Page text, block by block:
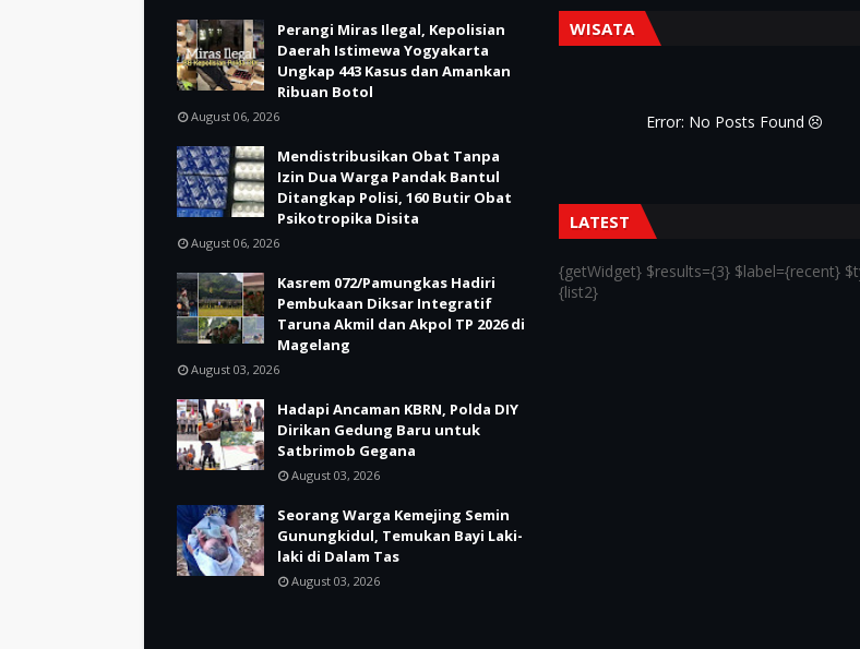
Perangi Miras Ilegal, Kepolisian
Daerah Istimewa Yogyakarta
Ungkap 443 Kasus dan Amankan
Ribuan Botol
August 06, 2026
Mendistribusikan Obat Tanpa
Izin Dua Warga Pandak Bantul
Ditangkap Polisi, 160 Butir Obat
Psikotropika Disita
August 06, 2026
Kasrem 072/Pamungkas Hadiri
Pembukaan Diksar Integratif
Taruna Akmil dan Akpol TP 2026 di
Magelang
August 03, 2026
Hadapi Ancaman KBRN, Polda DIY
Dirikan Gedung Baru untuk
Satbrimob Gegana
August 03, 2026
Seorang Warga Kemejing Semin
Gunungkidul, Temukan Bayi Laki-
laki di Dalam Tas
August 03, 2026
WISATA
Error: No Posts Found
LATEST
{getWidget} $results={3} $label={recent}
{list2}